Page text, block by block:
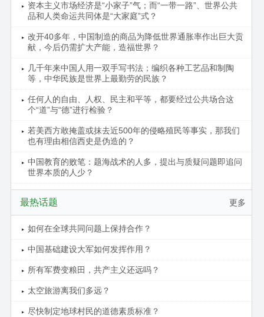
资本主义市场经济是“小家子”气；而“一带一路”、世界公共
品和人类命运共同体是“大家庭”式？
改开40多年，中国制造的商品为降低世界通胀率作出巨大贡
献，今后仍需扩大产能，造福世界？
几千年来中国人用一双手写书法；编织各种工艺品和制陶
等，中华民族是世界上最勤劳的民族？
任何人的自由、人权、民主和平等，都要经过公共场合这
个“道”与“德”进行检验？
若美西方敢掩盖或抹去近500年的侵略殖民等事实，那我们
也有理由相信西史是伪造的？
中国教育的败笔：题海战术的人多，提出与质疑问题即追问
世界本质的人少？
更多
最热话题
如何在全球共同问题上保持合作？
中国基础建设大军如何发挥作用？
所有军费变粮田，共产主义还远吗？
太空旅游离我们多远？
尽快制定地球村民的道德素质标准？